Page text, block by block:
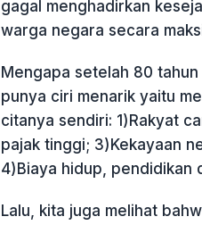
gagal menghadirkan
warga negara secara
Mengapa setelah 80
punya ciri menarik yaitu
citanya sendiri: 1)Rakyat
pajak tinggi; 3)Kekayaan
4)Biaya hidup, pendidikan
Lalu, kita juga melihat